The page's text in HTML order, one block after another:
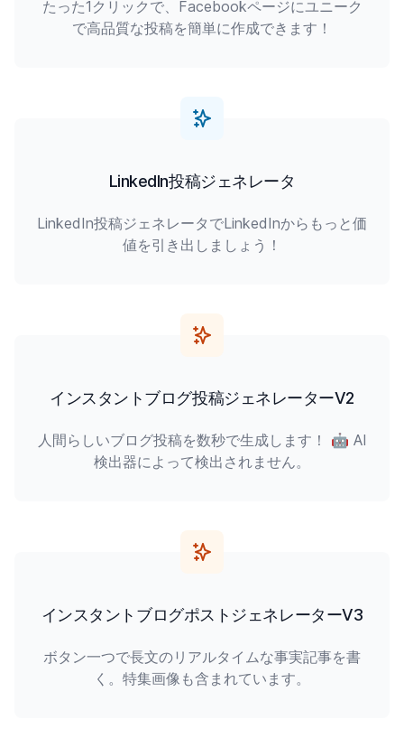
たった1クリックで、Facebookページにユニーク
で高品質な投稿を簡単に作成できます！
LinkedIn投稿ジェネレータ
LinkedIn投稿ジェネレータでLinkedInからもっと価
値を引き出しましょう！
インスタントブログ投稿ジェネレーターV2
人間らしいブログ投稿を数秒で生成します！ 🤖 AI
検出器によって検出されません。
インスタントブログポストジェネレーターV3
ボタン一つで長文のリアルタイムな事実記事を書
く。特集画像も含まれています。